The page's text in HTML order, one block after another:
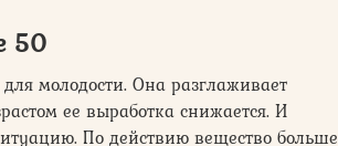
50
молодости. Она разглаживает
ее выработка снижается. И
По действию вещество больше